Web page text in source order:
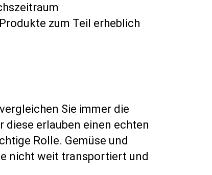
zum Teil erheblich
Sie immer die
diese erlauben einen echten
Rolle. Gemüse und
nicht weit transportiert und